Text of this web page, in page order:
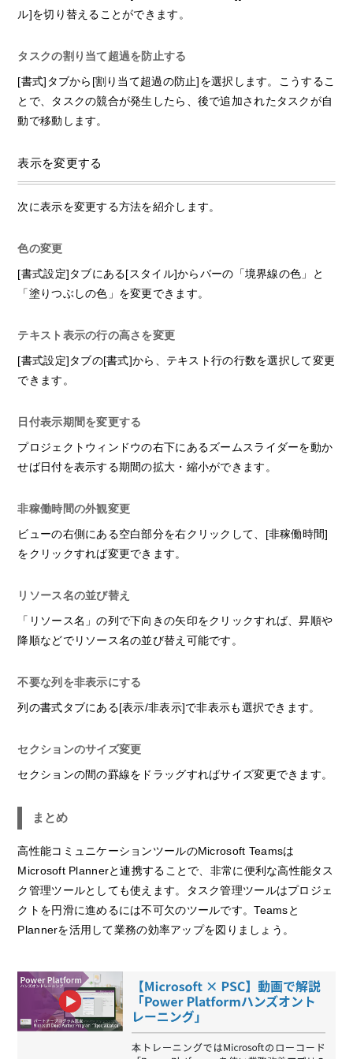
ル]を切り替えることができます。
タスクの割り当て超過を防止する
[書式]タブから[割り当て超過の防止]を選択します。こうするこ
とで、タスクの競合が発生したら、後で追加されたタスクが自
動で移動します。
表示を変更する
次に表示を変更する方法を紹介します。
色の変更
[書式設定]タブにある[スタイル]からバーの「境界線の色」と
「塗りつぶしの色」を変更できます。
テキスト表示の行の高さを変更
[書式設定]タブの[書式]から、テキスト行の行数を選択して変更
できます。
日付表示期間を変更する
プロジェクトウィンドウの右下にあるズームスライダーを動か
せば日付を表示する期間の拡大・縮小ができます。
非稼働時間の外観変更
ビューの右側にある空白部分を右クリックして、[非稼働時間]
をクリックすれば変更できます。
リソース名の並び替え
「リソース名」の列で下向きの矢印をクリックすれば、昇順や
降順などでリソース名の並び替え可能です。
不要な列を非表示にする
列の書式タブにある[表示/非表示]で非表示も選択できます。
セクションのサイズ変更
セクションの間の罫線をドラッグすればサイズ変更できます。
まとめ
高性能コミュニケーションツールのMicrosoft Teamsは
Microsoft Plannerと連携することで、非常に便利な高性能タス
ク管理ツールとしても使えます。タスク管理ツールはプロジェ
クトを円滑に進めるには不可欠のツールです。Teamsと
Plannerを活用して業務の効率アップを図りましょう。